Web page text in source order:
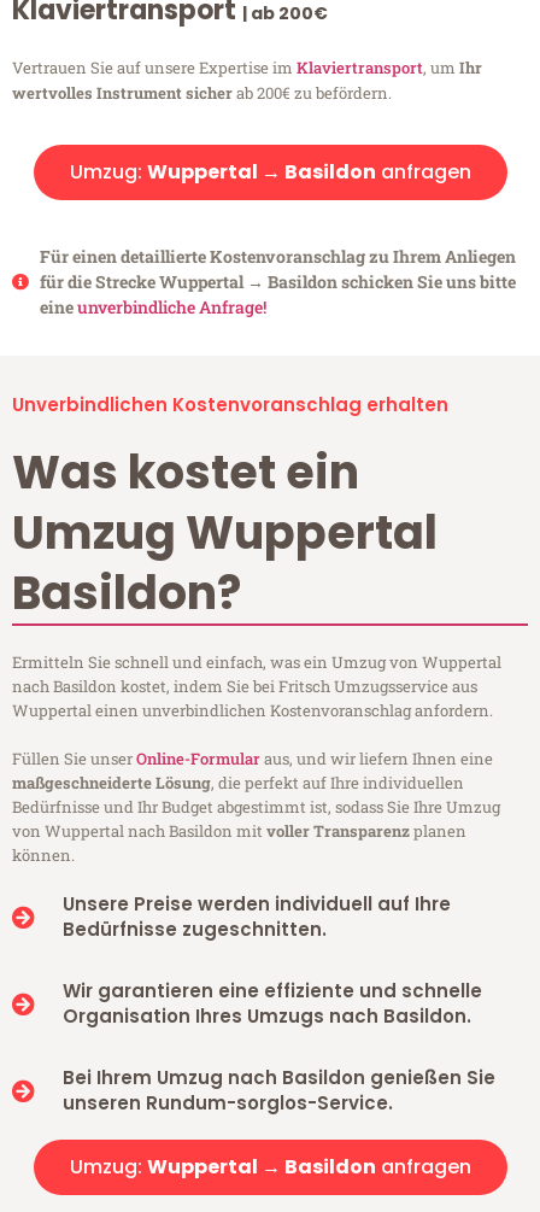
Klaviertransport | ab 200€
Vertrauen Sie auf unsere Expertise im Klaviertransport, um Ihr
wertvolles Instrument sicherab 200€ zu befördern.
Umzug: Wuppertal → Basildon anfragen
Für einen detaillierte Kostenvoranschlag zu Ihrem Anliegen
für die Strecke Wuppertal → Basildon schicken Sie uns bitte
eineunverbindliche Anfrage!
Unverbindlichen Kostenvoranschlag erhalten
Was kostet ein
Umzug Wuppertal
Basildon?
Ermitteln Sie schnell und einfach, was ein Umzug von Wuppertal
nach Basildon kostet, indem Sie bei Fritsch Umzugsservice aus
Wuppertal einen unverbindlichen Kostenvoranschlag anfordern.
Füllen Sie unserOnline-Formularaus, und wir liefern Ihnen eine
maßgeschneiderte Lösung, die perfekt auf Ihre individuellen
Bedürfnisse und Ihr Budget abgestimmt ist, sodass Sie Ihre Umzug
von Wuppertal nach Basildon mitvoller Transparenzplanen
können.
Unsere Preise werden individuell auf Ihre
Bedürfnisse zugeschnitten.
Wir garantieren eine effiziente und schnelle
Organisation Ihres Umzugs nach Basildon.
Bei Ihrem Umzug nach Basildon genießen Sie
unseren Rundum-sorglos-Service.
Umzug: Wuppertal → Basildon anfragen